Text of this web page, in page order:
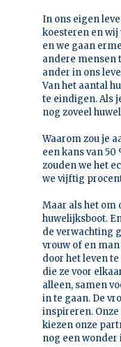
In ons eigen
koesteren en wij
en we gaan
andere mensen
ander in ons
Van het aantal
te eindigen. Als
nog zoveel
Waarom zou je
een kans van 50
zouden we het
we vijftig
Maar als het om
huwelijksboot.
de verwachting
vrouw of en
door het leven
die ze voor
alleen, samen
in te gaan. De
inspireren.
kiezen onze
nog een wonder